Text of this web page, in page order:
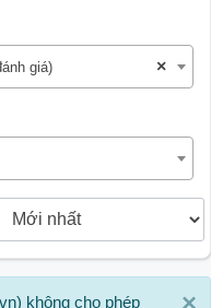
×
giá)
không cho phép